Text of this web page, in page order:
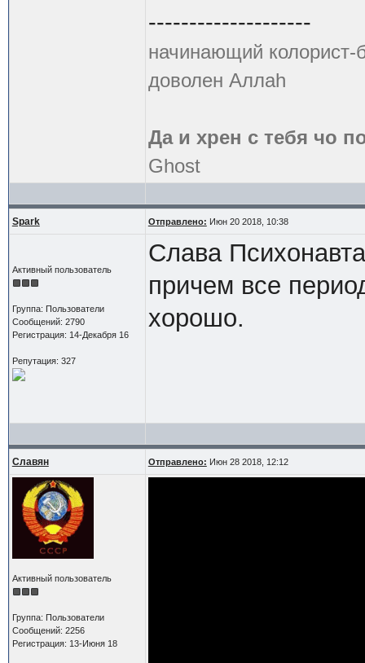
--------------------
начинающий колорист-
доволен Аллаh
Да и хрен с тебя чо
Ghost
Spark Отправлено: Июн 20 2018, 10:38
Активный пользователь
Группа: Пользователи
Сообщений: 2790
Регистрация: 14-Декабря 16
Репутация: 327
Слава
причем все
хорошо.
Славян Отправлено: Июн 28 2018, 12:12
Активный пользователь
Группа: Пользователи
Сообщений: 2256
Регистрация: 13-Июня 18